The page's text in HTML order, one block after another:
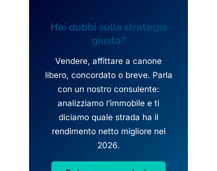
Hai dubbi sulla strategia
giusta?
Vendere, affittare a canone
libero, concordato o breve. Parla
con un nostro consulente:
analizziamo l’immobile e ti
diciamo quale strada ha il
rendimento netto migliore nel
2026.